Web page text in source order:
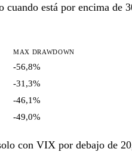
está por encima
MAX DRAWDOWN
-56,8%
-31,3%
-46,1%
-49,0%
con VIX por debajo de